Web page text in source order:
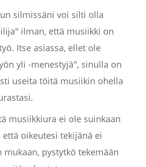
silmissäni voi silti olla
ilman, että musiikki on
Itse asiassa, ellet ole
yli -menestyjä", sinulla on
useita töitä musiikin ohella
musiikkiura ei ole suinkaan
oikeutesi tekijänä ei
mukaan, pystytkö tekemään